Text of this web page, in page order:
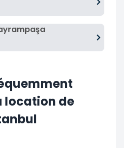
location de